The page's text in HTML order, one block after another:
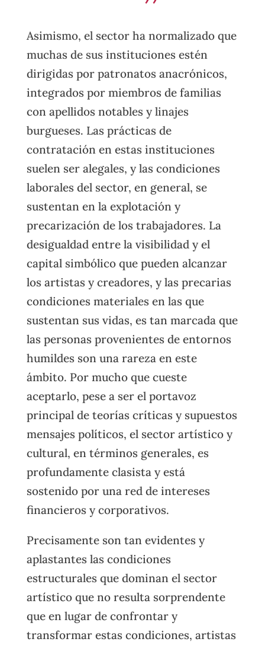
Asimismo, el sector ha normalizado que
muchas de sus instituciones estén
dirigidas por patronatos anacrónicos,
integrados por miembros de familias
con apellidos notables y linajes
burgueses. Las prácticas de
contratación en estas instituciones
suelen ser alegales, y las condiciones
laborales del sector, en general, se
sustentan en la explotación y
precarización de los trabajadores. La
desigualdad entre la visibilidad y el
capital simbólico que pueden alcanzar
los artistas y creadores, y las precarias
condiciones materiales en las que
sustentan sus vidas, es tan marcada que
las personas provenientes de entornos
humildes son una rareza en este
ámbito. Por mucho que cueste
aceptarlo, pese a ser el portavoz
principal de teorías críticas y supuestos
mensajes políticos, el sector artístico y
cultural, en términos generales, es
profundamente clasista y está
sostenido por una red de intereses
financieros y corporativos.
Precisamente son tan evidentes y
aplastantes las condiciones
estructurales que dominan el sector
artístico que no resulta sorprendente
que en lugar de confrontar y
transformar estas condiciones, artistas